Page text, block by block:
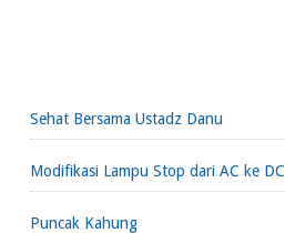
Sehat Bersama Ustadz Danu
Modifikasi Lampu Stop dari AC ke DC
Puncak Kahung